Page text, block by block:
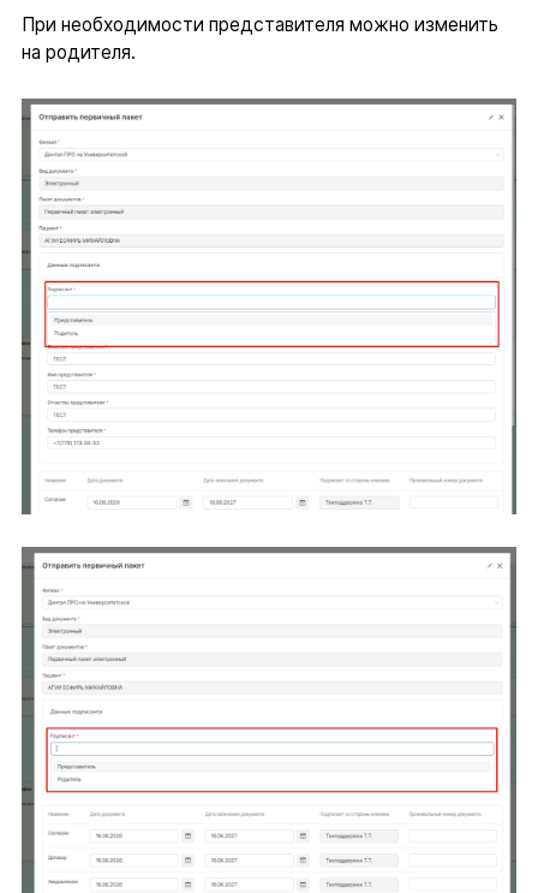
При необходимости представителя можно изменить
на родителя.